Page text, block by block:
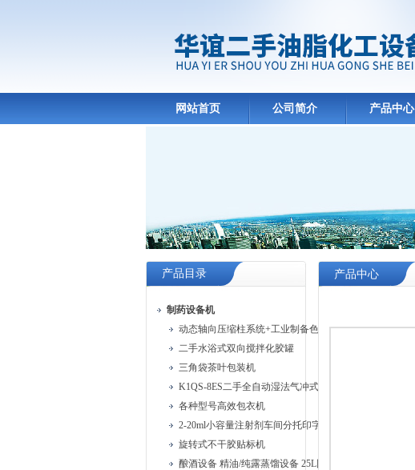
网站首页 公司简介 产品中心
产品目录
制药设备机
动态轴向压缩柱系统+工业制备色谱系统
二手水浴式双向搅拌化胶罐
三角袋茶叶包装机
K1QS-8ES二手全自动湿法气冲式胶塞清洗机
各种型号高效包衣机
2-20ml小容量注射剂车间分托印字安瓿联动机
旋转式不干胶贴标机
酿酒设备 精油/纯露蒸馏设备 25L固液蒸馏器、
产品中心